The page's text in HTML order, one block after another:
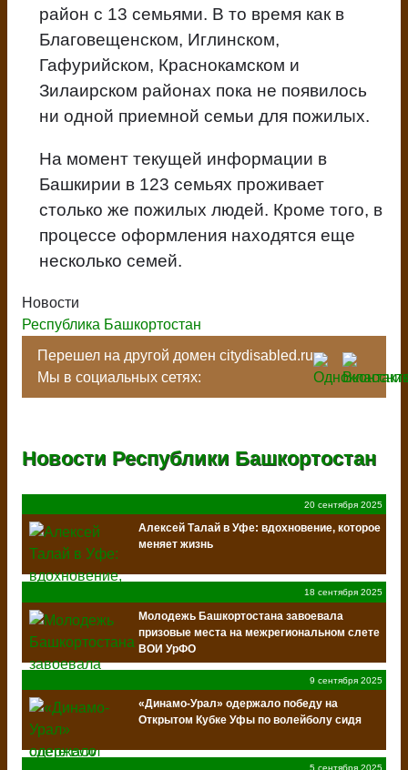
район с 13 семьями. В то время как в
Благовещенском, Иглинском,
Гафурийском, Краснокамском и
Зилаирском районах пока не появилось
ни одной приемной семьи для пожилых.
На момент текущей информации в
Башкирии в 123 семьях проживает
столько же пожилых людей. Кроме того, в
процессе оформления находятся еще
несколько семей.
Новости
Республика Башкортостан
Перешел на другой домен citydisabled.ru
Мы в социальных сетях:
Новости Республики Башкортостан
20 сентября 2025
Алексей Талай в Уфе: вдохновение, которое
меняет жизнь
18 сентября 2025
Молодежь Башкортостана завоевала
призовые места на межрегиональном слете
ВОИ УрФО
9 сентября 2025
«Динамо-Урал» одержало победу на
Открытом Кубке Уфы по волейболу сидя
5 сентября 2025